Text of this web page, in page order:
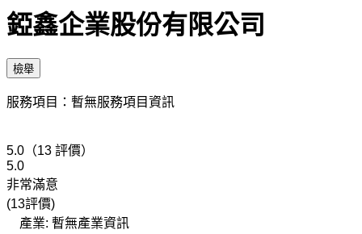
錏鑫企業股份有限公司
檢舉
服務項目：暫無服務項目資訊
5.0（13 評價）
5.0
非常滿意
(13評價)
產業: 暫無產業資訊